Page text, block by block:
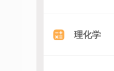
理化学